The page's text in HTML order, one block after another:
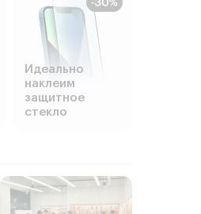
Идеально
наклеим
защитное
стекло